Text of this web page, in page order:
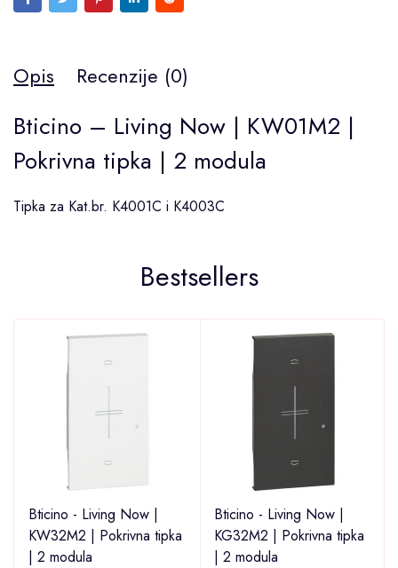
Opis Recenzije (0)
Bticino – Living Now | KW01M2 |
Pokrivna tipka | 2 modula
Tipka za Kat.br. K4001C i K4003C
Bestsellers
Bticino - Living Now |
KW32M2 | Pokrivna tipka
| 2 modula
Bticino - Living Now |
KG32M2 | Pokrivna tipka
| 2 modula